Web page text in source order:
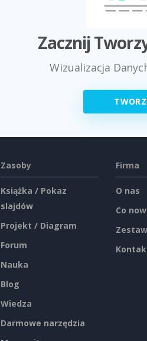
Zacznij
Wizualizacja
Zasoby
Książka / Pokaz
slajdów
Projekt / Diagram
Forum
Nauka
Blog
Wiedza
Darmowe narzędzia
Firma
O nas
Co